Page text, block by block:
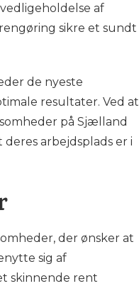
af
sikre et sundt
de nyeste
resultater. Ved at
på Sjælland
arbejdsplads er i
der ønsker at
sig af
skinnende rent